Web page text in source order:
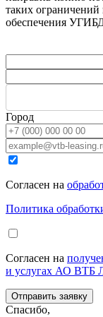
таких
обеспечения
Город
Согласен на
Политика
Согласен на
и услугах АО ВТБ
Спасибо,